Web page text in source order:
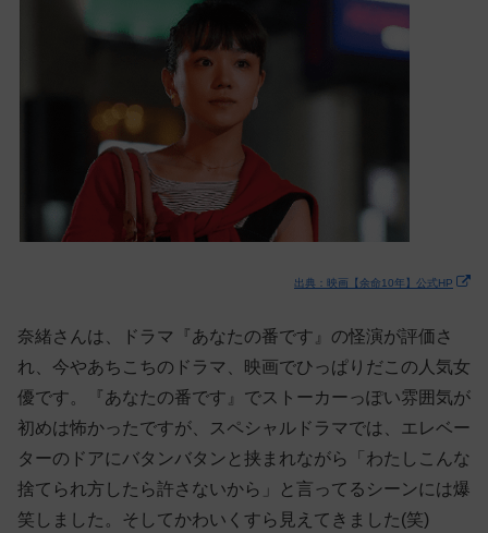
出典：映画【余命10年】公式HP
奈緒さんは、ドラマ『あなたの番です』の怪演が評価さ
れ、今やあちこちのドラマ、映画でひっぱりだこの人気女
優です。『あなたの番です』でストーカーっぽい雰囲気が
初めは怖かったですが、スペシャルドラマでは、エレベー
ターのドアにバタンバタンと挟まれながら「わたしこんな
捨てられ方したら許さないから」と言ってるシーンには爆
笑しました。そしてかわいくすら見えてきました(笑)